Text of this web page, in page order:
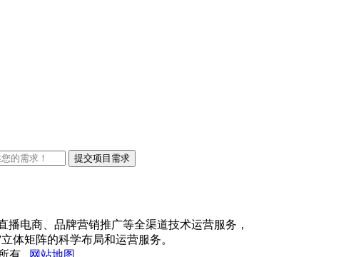
电商、品牌营销推广等全渠道技术运营服务，
体矩阵的科学布局和运营服务。
有
网站地图